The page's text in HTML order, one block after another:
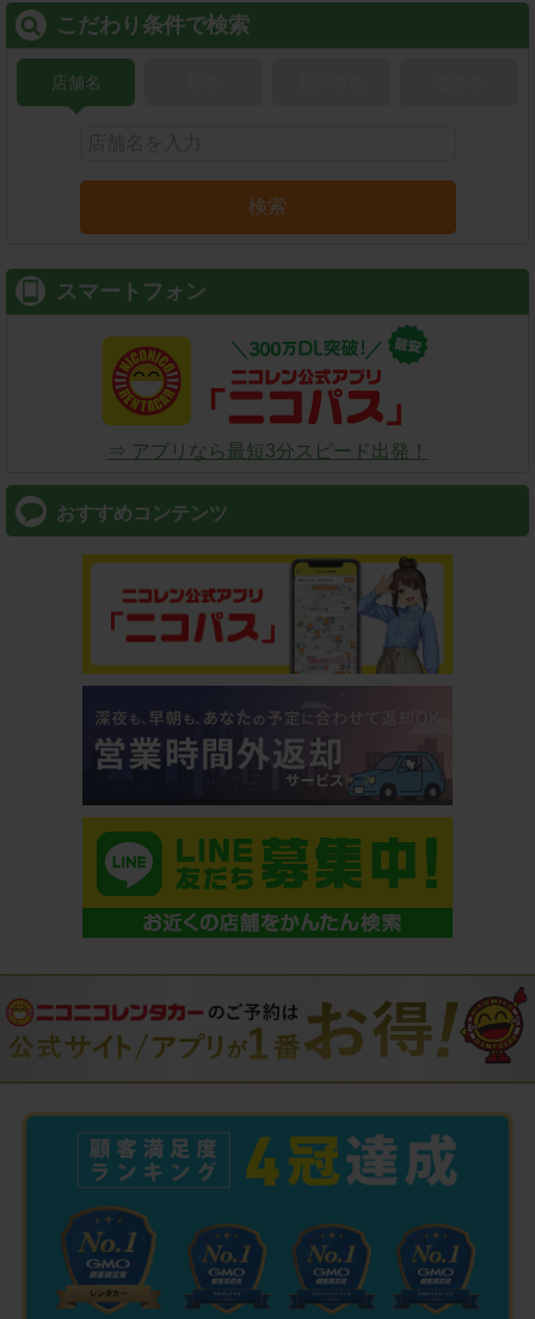
こだわり条件で検索
店舗名
検索
スマートフォン
⇒ アプリなら最短3分スピード出発！
おすすめコンテンツ